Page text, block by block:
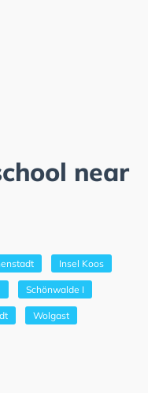
near
Insel Koos
Schönwalde I
Wolgast